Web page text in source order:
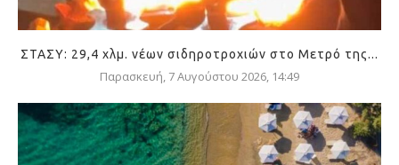
ΣΤΑΣΥ: 29,4 χλμ. νέων σιδηροτροχιών στο Μετρό της...
Παρασκευή, 7 Αυγούστου 2026, 14:49